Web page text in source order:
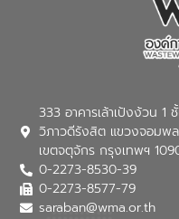
333 อาคารเล้าเป้งง้วน 1
วิภาวดีรังสิต แขวงจอมพล
เขตจตุจักร กรุงเทพฯ
0-2273-8530-39
0-2273-8577-79
saraban@wma.or.th